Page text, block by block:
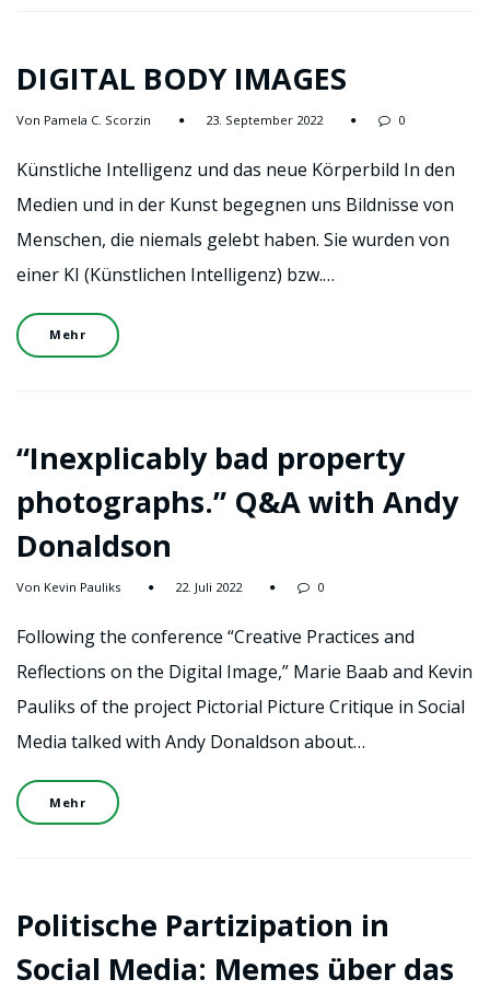
DIGITAL BODY IMAGES
Von Pamela C. Scorzin 23. September 2022 0
Künstliche Intelligenz und das neue Körperbild In den
Medien und in der Kunst begegnen uns Bildnisse von
Menschen, die niemals gelebt haben. Sie wurden von
einer KI (Künstlichen Intelligenz) bzw.…
Mehr
“Inexplicably bad property
photographs.” Q&A with Andy
Donaldson
Von Kevin Pauliks 22. Juli 2022 0
Following the conference “Creative Practices and
Reflections on the Digital Image,” Marie Baab and Kevin
Pauliks of the project Pictorial Picture Critique in Social
Media talked with Andy Donaldson about…
Mehr
Politische Partizipation in
Social Media: Memes über das